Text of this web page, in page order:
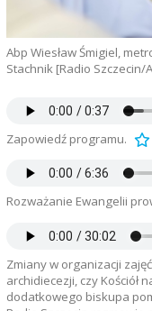
Abp Wiesław Śmigiel,
Stachnik [Radio Szczecin/
Zapowiedź programu.
Rozważanie Ewangelii
Zmiany w organizacji
archidiecezji, czy Kościół
dodatkowego biskupa